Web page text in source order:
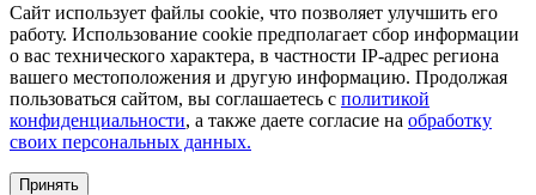
Сайт использует файлы cookie, что позволяет улучшить его
работу. Использование cookie предполагает сбор информации
о вас технического характера, в частности IP-адрес региона
вашего местоположения и другую информацию. Продолжая
пользоваться сайтом, вы соглашаетесь с политикой
конфиденциальности, а также даете согласие на обработку
своих персональных данных.
Принять